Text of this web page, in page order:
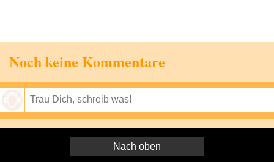
Noch keine Kommentare
Nach oben